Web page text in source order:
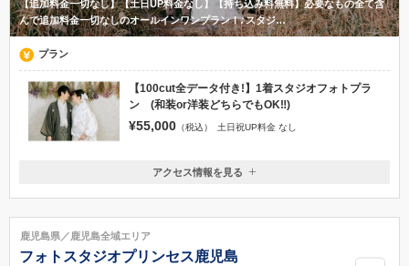
【追加料金一切なし】【土日UP料金なし】【持ち込み料無料】必要なもの全て含
んで追加料金一切なしのオールインワンプラン！♪スタジ…
プラン
【100cut全データ付き!】1着スタジオフォトプラ
ン (和装or洋装どちらでもOK‼)
¥55,000 （税込） 土日祝UP料金 なし
鹿児島県鹿児島市上本町15-10大雅ビル2F
092-753-7728
アクセス情報を見る
鹿児島県／鹿児島全域エリア
フォトスタジオプリンセス鹿児島